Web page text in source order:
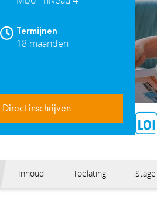
Termijnen
18 maanden
Direct inschrijven
Inhoud Toelating Stage